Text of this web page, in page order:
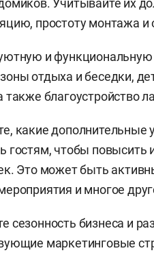
Учитывайте их
простоту монтажа и
и
отдыха и беседки,
также благоустройство
какие дополнительные
гостям, чтобы повысить
Это может быть
и многое
сезонность бизнеса и
маркетинговые